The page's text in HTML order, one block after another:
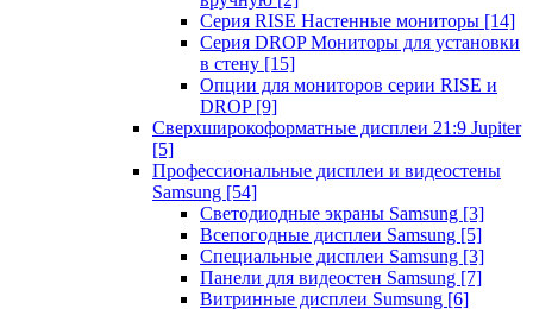
Серия RISE Настенные мониторы [14]
Серия DROP Мониторы для установки
в стену [15]
Опции для мониторов серии RISE и
DROP [9]
Сверхширокоформатные дисплеи 21:9 Jupiter
[5]
Профессиональные дисплеи и видеостены
Samsung [54]
Светодиодные экраны Samsung [3]
Всепогодные дисплеи Samsung [5]
Специальные дисплеи Samsung [3]
Панели для видеостен Samsung [7]
Витринные дисплеи Sumsung [6]